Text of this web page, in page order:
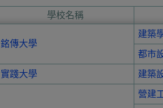
學校名稱
銘傳大學
建築
都市
實踐大學 建築
營建